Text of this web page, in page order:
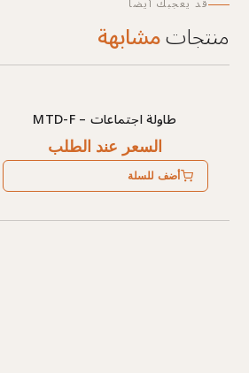
منتجاتمشابهة
طاولة اجتماعات – MTD-F
السعر عند الطلب
أضف للسلة